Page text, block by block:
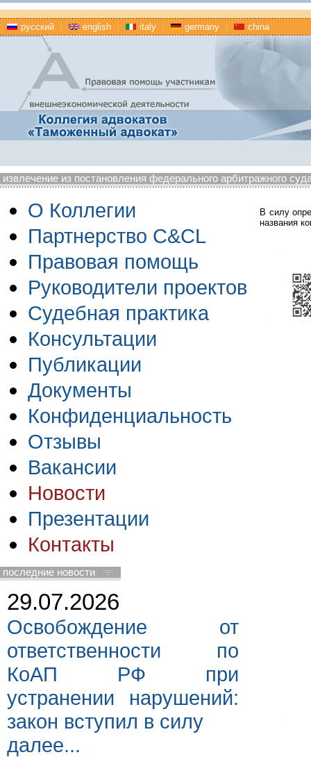
русский english italy germany china
извлечение из постановления федерального арбитражного
О Коллегии
Партнерство C&CL
Правовая помощь
Руководители проектов
Судебная практика
Консультации
Публикации
Документы
Конфиденциальность
Отзывы
Вакансии
Новости
Презентации
Контакты
последние новости
29.07.2026
Освобождение от
ответственности по
КоАП РФ при
устранении нарушений:
закон вступил в силу
далее...
В силу
названия